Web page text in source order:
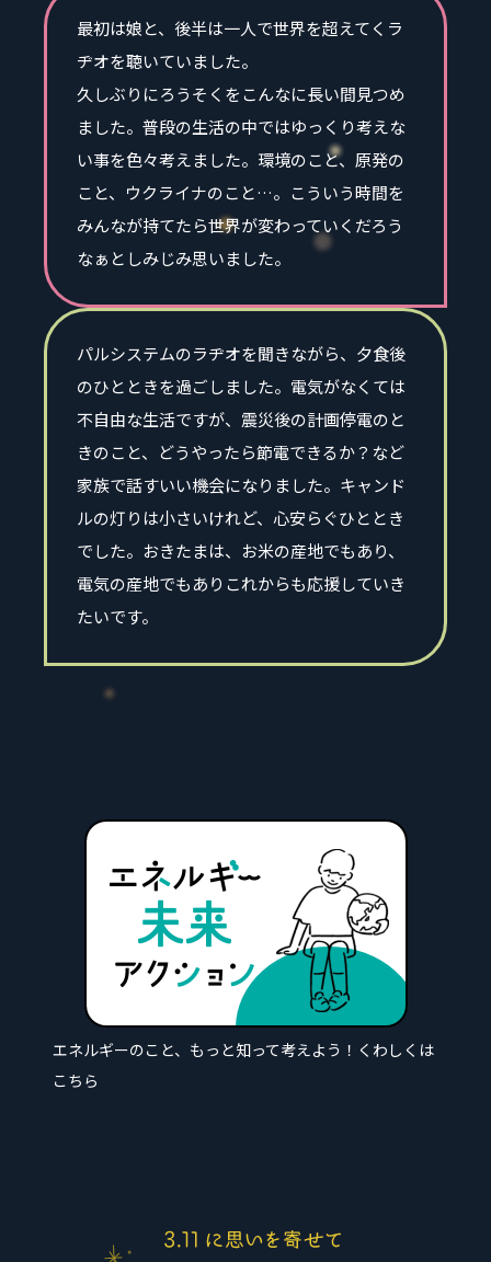
最初は娘と、後半は一人で世界を超えてくラ
ヂオを聴いていました。
久しぶりにろうそくをこんなに長い間見つめ
ました。普段の生活の中ではゆっくり考えな
い事を色々考えました。環境のこと、原発の
こと、ウクライナのこと…。こういう時間を
みんなが持てたら世界が変わっていくだろう
なぁとしみじみ思いました。
パルシステムのラヂオを聞きながら、夕食後
のひとときを過ごしました。電気がなくては
不自由な生活ですが、震災後の計画停電のと
きのこと、どうやったら節電できるか？など
家族で話すいい機会になりました。キャンド
ルの灯りは小さいけれど、心安らぐひととき
でした。おきたまは、お米の産地でもあり、
電気の産地でもありこれからも応援していき
たいです。
エネルギーのこと、もっと知って考えよう！ くわしくは
こちら